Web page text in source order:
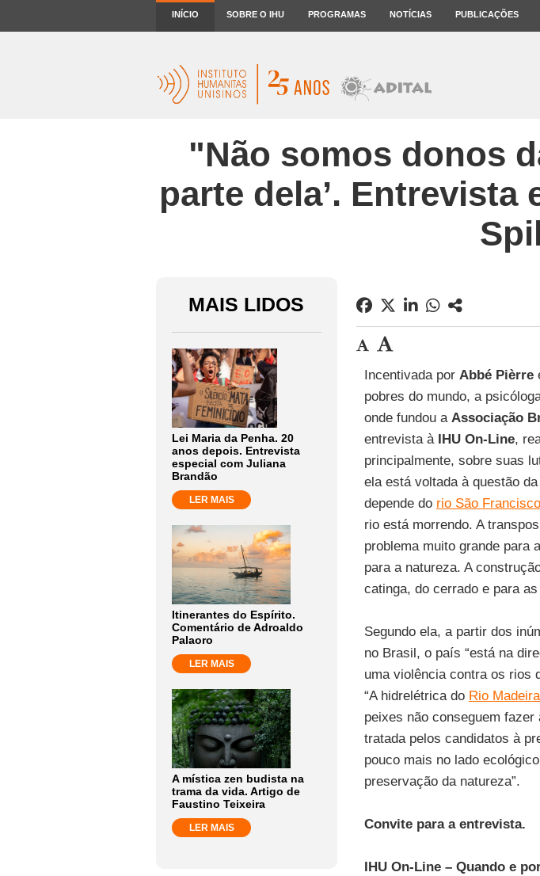
INÍCIO SOBRE O IHU PROGRAMAS NOTÍCIAS PUBLICAÇÕES
"Não somos donos
parte dela’. Entrevista
MAIS LIDOS
Lei Maria da Penha. 20
anos depois. Entrevista
especial com Juliana
Brandão
LER MAIS
Itinerantes do Espírito.
Comentário de Adroaldo
Palaoro
LER MAIS
A mística zen budista na
trama da vida. Artigo de
Faustino Teixeira
LER MAIS
Incentivada por Abbé Pièrre
pobres do mundo, a
onde fundou a Associação
entrevista à IHU On-Line,
principalmente, sobre suas
ela está voltada à questão
depende do rio São Francisco
rio está morrendo. A
problema muito grande para
para a natureza. A
catinga, do cerrado e para
Segundo ela, a partir dos
no Brasil, o país “está na
uma violência contra os rios
“A hidrelétrica do Rio Madeira
peixes não conseguem
tratada pelos candidatos à
pouco mais no lado
preservação da natureza”.
Convite para a entrevista.
IHU On-Line – Quando e